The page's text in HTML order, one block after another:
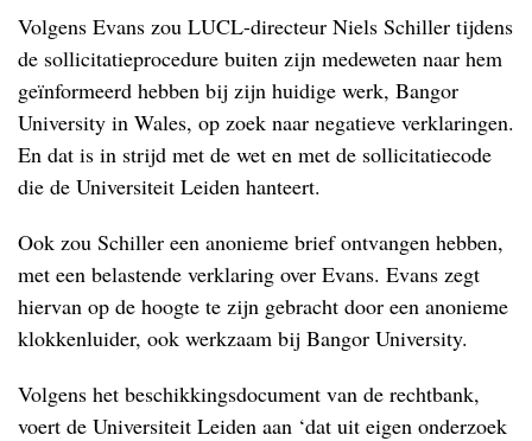
Volgens Evans zou LUCL-directeur Niels Schiller tijdens
de sollicitatieprocedure buiten zijn medeweten naar hem
geïnformeerd hebben bij zijn huidige werk, Bangor
University in Wales, op zoek naar negatieve verklaringen.
En dat is in strijd met de wet en met de sollicitatiecode
die de Universiteit Leiden hanteert.
Ook zou Schiller een anonieme brief ontvangen hebben,
met een belastende verklaring over Evans. Evans zegt
hiervan op de hoogte te zijn gebracht door een anonieme
klokkenluider, ook werkzaam bij Bangor University.
Volgens het beschikkingsdocument van de rechtbank,
voert de Universiteit Leiden aan ‘dat uit eigen onderzoek